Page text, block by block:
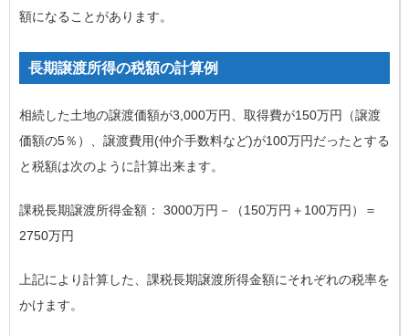
額になることがあります。
長期譲渡所得の税額の計算例
相続した土地の譲渡価額が3,000万円、取得費が150万円（譲渡
価額の5％）、譲渡費用(仲介手数料など)が100万円だったとする
と税額は次のように計算出来ます。
課税長期譲渡所得金額： 3000万円－（150万円＋100万円）＝
2750万円
上記により計算した、課税長期譲渡所得金額にそれぞれの税率を
かけます。